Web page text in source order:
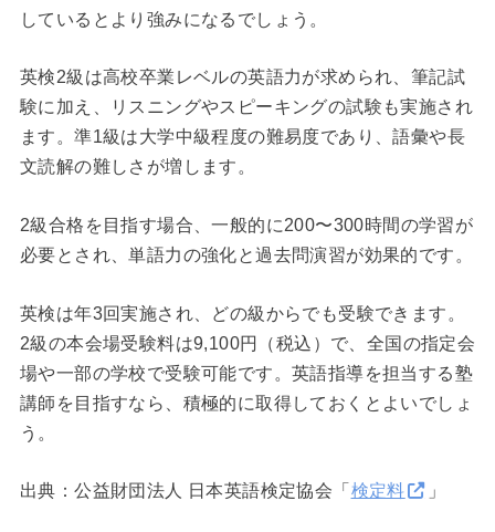
しているとより強みになるでしょう。
英検2級は高校卒業レベルの英語力が求められ、筆記試
験に加え、リスニングやスピーキングの試験も実施され
ます。準1級は大学中級程度の難易度であり、語彙や長
文読解の難しさが増します。
2級合格を目指す場合、一般的に200〜300時間の学習が
必要とされ、単語力の強化と過去問演習が効果的です。
英検は年3回実施され、どの級からでも受験できます。
2級の本会場受験料は9,100円（税込）で、全国の指定会
場や一部の学校で受験可能です。英語指導を担当する塾
講師を目指すなら、積極的に取得しておくとよいでしょ
う。
出典：公益財団法人 日本英語検定協会「 検定料 」